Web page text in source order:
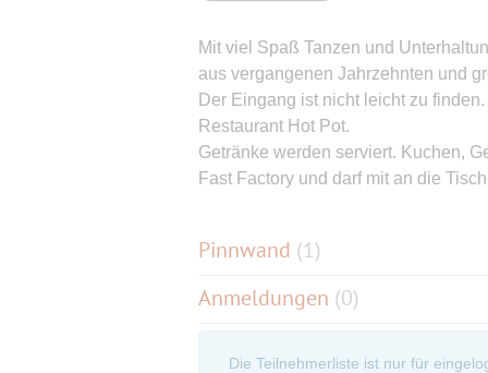
Mit viel Spaß Tanzen und
aus vergangenen Jahrzehnten und
Der Eingang ist nicht leicht zu
Restaurant Hot Pot.
Getränke werden serviert. Kuchen,
Fast Factory und darf mit an die
Pinnwand (1)
Anmeldungen (0)
Die Teilnehmerliste ist nur für